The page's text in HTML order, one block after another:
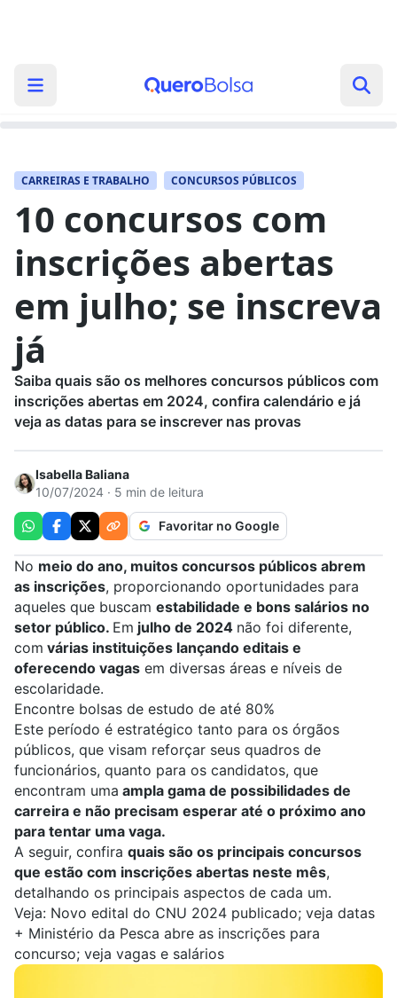
CARREIRAS E TRABALHO CONCURSOS PÚBLICOS
10 concursos com
inscrições abertas
em julho; se inscreva
já
Saiba quais são os melhores concursos públicos com
inscrições abertas em 2024, confira calendário e já
veja as datas para se inscrever nas provas
Isabella Baliana
10/07/2024 · 5 min de leitura
Favoritar no Google
No meio do ano, muitos concursos públicos abrem
as inscrições, proporcionando oportunidades para
aqueles que buscam estabilidade e bons salários no
setor público. Em julho de 2024 não foi diferente,
com várias instituições lançando editais e
oferecendo vagas em diversas áreas e níveis de
escolaridade.
Encontre bolsas de estudo de até 80%
Este período é estratégico tanto para os órgãos
públicos, que visam reforçar seus quadros de
funcionários, quanto para os candidatos, que
encontram uma ampla gama de possibilidades de
carreira e não precisam esperar até o próximo ano
para tentar uma vaga.
A seguir, confira quais são os principais concursos
que estão com inscrições abertas neste mês,
detalhando os principais aspectos de cada um.
Veja: Novo edital do CNU 2024 publicado; veja datas
+ Ministério da Pesca abre as inscrições para
concurso; veja vagas e salários